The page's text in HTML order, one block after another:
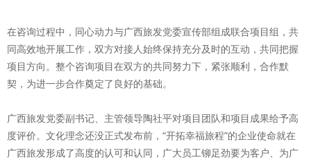
在咨询过程中，同心动力与广西旅发党委宣传部组成联合项目组，共
同高效地开展工作，双方对接人始终保持充分及时的互动，共同把握
项目方向。整个咨询项目在双方的共同努力下，紧张顺利，合作默
契，为进一步合作奠定了良好的基础。
广西旅发党委副书记、主管领导陶社平对项目团队和项目成果给予高
度评价。文化理念还没正式发布前，“开拓幸福旅程”的企业使命就在
广西旅发形成了高度的认可和认同，广大员工铆足劲要为客户、为广